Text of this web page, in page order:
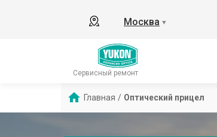
Москва ▼
Сервисный ремонт
Главная / Оптический прицел